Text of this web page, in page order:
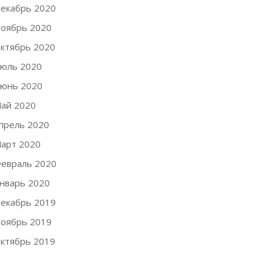
2020
2020
2020
2020
2020
2020
2020
2020
2020
2020
2019
2019
2019